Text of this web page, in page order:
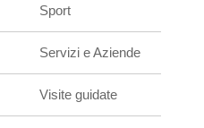
Sport
Servizi e Aziende
Visite guidate